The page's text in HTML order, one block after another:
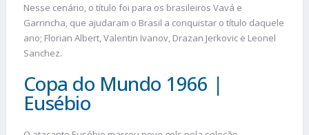
Nesse cenário, o título foi para os brasileiros Vavá e
Garrincha, que ajudaram o Brasil a conquistar o título daquele
ano; Florian Albert, Valentin Ivanov, Drazan Jerkovic e Leonel
Sanchez.
Copa do Mundo 1966 |
Eusébio